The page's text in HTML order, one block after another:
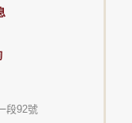
段92號